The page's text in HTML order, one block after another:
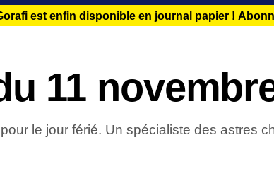
est enfin disponible en journal papier !
11
le jour férié. Un spécialiste des astres